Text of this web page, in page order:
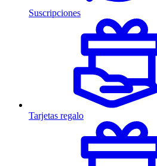
Suscripciones
Tarjetas regalo